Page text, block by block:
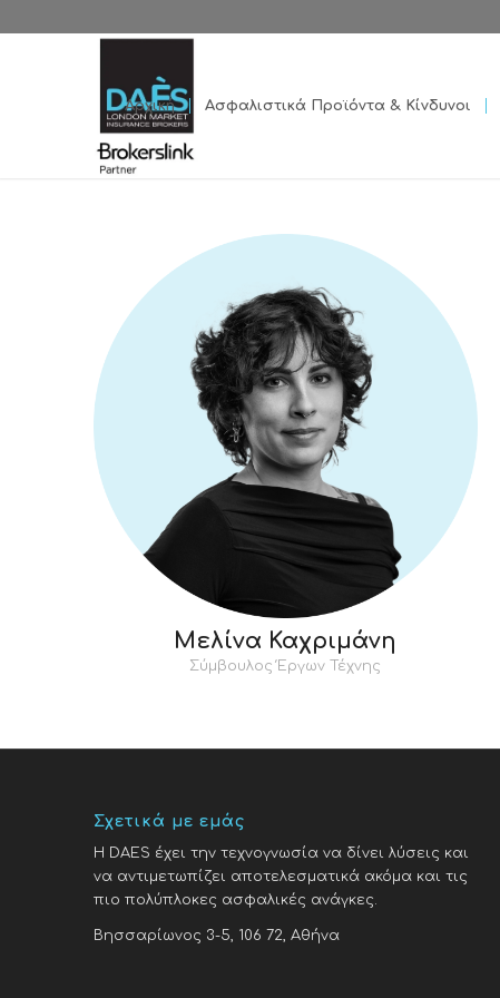
Αρχική Ασφαλιστικά Προϊόντα & Κίνδυνοι
Μελίνα Καχριμάνη
Σύμβουλος Έργων Τέχνης
Σχετικά με εμάς
H DAES έχει την τεχνογνωσία να δίνει λύσεις και
να αντιμετωπίζει αποτελεσματικά ακόμα και τις
πιο πολύπλοκες ασφαλικές ανάγκες.
Βησσαρίωνος 3-5, 106 72, Αθήνα